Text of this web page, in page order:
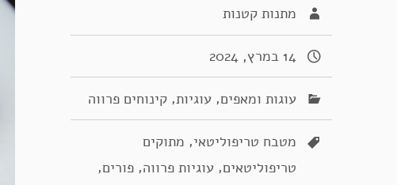
מתנות קטנות
14 במרץ, 2024
עוגות ומאפים, עוגיות, קינוחים פרווה
מטבח טריפוליטאי, מתוקים
טריפוליטאים, עוגיות פרווה, פורים,